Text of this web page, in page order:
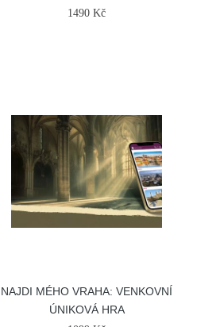
1490 Kč
NAJDI MÉHO VRAHA: VENKOVNÍ
ÚNIKOVÁ HRA